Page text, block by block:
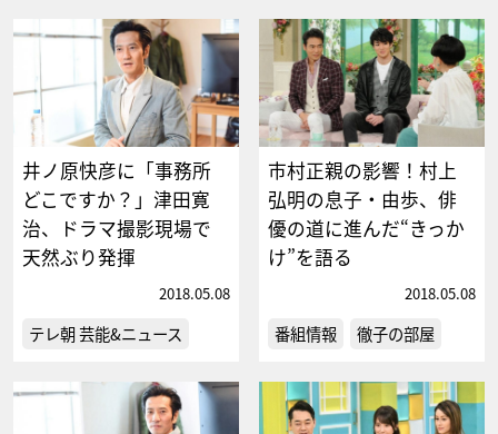
井ノ原快彦に「事務所
どこですか？」津田寛
治、ドラマ撮影現場で
天然ぶり発揮
2018.05.08
テレ朝 芸能&ニュース
市村正親の影響！村上
弘明の息子・由歩、俳
優の道に進んだ“きっか
け”を語る
2018.05.08
番組情報 徹子の部屋